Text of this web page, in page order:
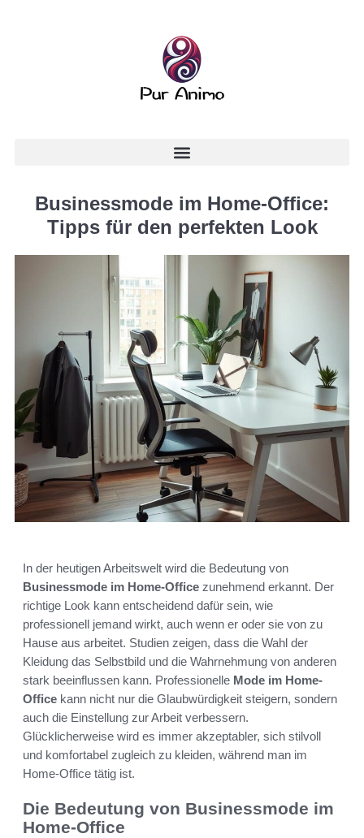
Businessmode im Home-Office:
Tipps für den perfekten Look
In der heutigen Arbeitswelt wird die Bedeutung von
Businessmode im Home-Office zunehmend erkannt. Der
richtige Look kann entscheidend dafür sein, wie
professionell jemand wirkt, auch wenn er oder sie von zu
Hause aus arbeitet. Studien zeigen, dass die Wahl der
Kleidung das Selbstbild und die Wahrnehmung von anderen
stark beeinflussen kann. Professionelle Mode im Home-
Office kann nicht nur die Glaubwürdigkeit steigern, sondern
auch die Einstellung zur Arbeit verbessern.
Glücklicherweise wird es immer akzeptabler, sich stilvoll
und komfortabel zugleich zu kleiden, während man im
Home-Office tätig ist.
Die Bedeutung von Businessmode im
Home-Office